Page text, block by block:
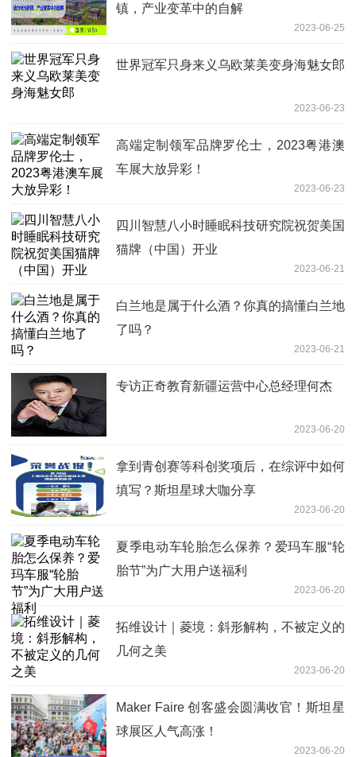
镇，产业变革中的自解
2023-06-25
世界冠军只身来义乌欧莱美变身海魅女郎
2023-06-23
高端定制领军品牌罗伦士，2023粤港澳
车展大放异彩！
2023-06-23
四川智慧八小时睡眠科技研究院祝贺美国
猫牌（中国）开业
2023-06-21
白兰地是属于什么酒？你真的搞懂白兰地
了吗？
2023-06-21
专访正奇教育新疆运营中心总经理何杰
2023-06-20
拿到青创赛等科创奖项后，在综评中如何
填写？斯坦星球大咖分享
2023-06-20
夏季电动车轮胎怎么保养？爱玛车服“轮
胎节”为广大用户送福利
2023-06-20
拓维设计｜菱境：斜形解构，不被定义的
几何之美
2023-06-20
Maker Faire 创客盛会圆满收官！斯坦星
球展区人气高涨！
2023-06-20